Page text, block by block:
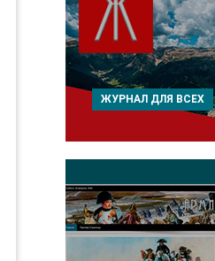
ЖУРНАЛ ДЛЯ ВСЕХ